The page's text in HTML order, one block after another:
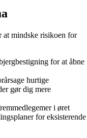
at mindske risikoen for
for at åbne
hurtige
gør dig mere
i øret
for eksisterende